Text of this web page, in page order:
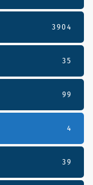
3904
35
99
4
39